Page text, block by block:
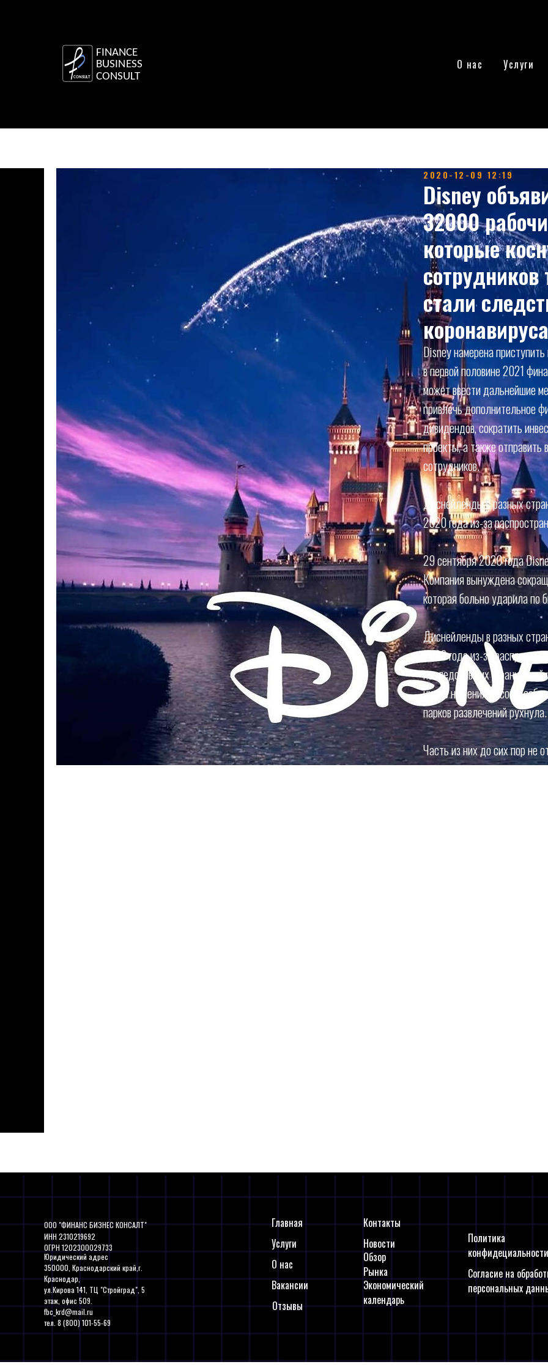
О нас Услуги
2020-12-09 12:19
Disney
32000
которые
сотрудников
стали
Disney намерена
в первой половине 2021
может ввести дальнейшие
привлечь дополнительное
дивидендов, сократить
проекты, а также отправить
сотрудников.
Диснейленды в разных
2020 года из-за
29 сентября 2020 года
Компания вынуждена
которая больно ударила по
Диснейленды в разных
2020 года из-за
последовавших
числе ношения масок и
парков развлечений рухнула.
Часть из них до сих пор не
нового локдауна, как это
Главная
О нас
Вакансии
Обзор
Рынка
Контакты
Услуги
Отзывы
Политика
конфидециальности
Согласие на
персональных
Юридический адрес
350000, Краснодарский край,г.
Краснодар,
ул.Кирова 141, ТЦ "Стройград", 5
этаж, офис 509.
fbc_krd@mail.ru
тел. 8 (800) 101-55-69
ООО "ФИНАНС БИЗНЕС КОНСАЛТ"
ИНН 2310219692
ОГРН 1202300029733
Новости
Экономический
календарь